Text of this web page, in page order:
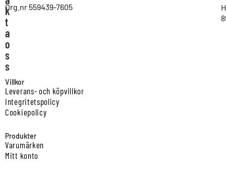
k
t
a
o
s
s
Org.nr 559439-7605
Villkor
Leverans- och köpvillkor
Integritetspolicy
Cookiepolicy
Produkter
Varumärken
Mitt konto